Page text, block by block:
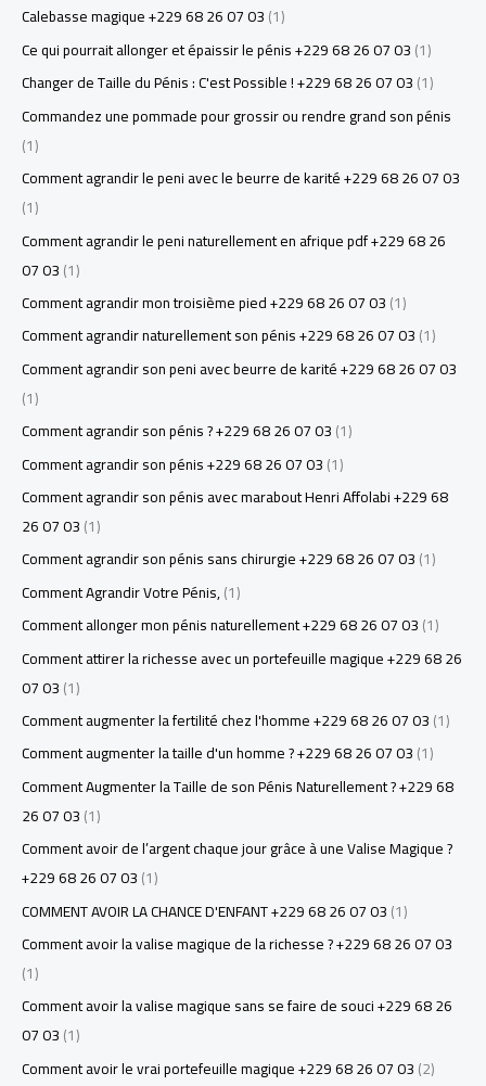
Calebasse magique +229 68 26 07 03(1)
Ce qui pourrait allonger et épaissir le pénis +229 68 26 07 03(1)
Changer de Taille du Pénis : C'est Possible ! +229 68 26 07 03(1)
Commandez une pommade pour grossir ou rendre grand son pénis
(1)
Comment agrandir le peni avec le beurre de karité +229 68 26 07 03
(1)
Comment agrandir le peni naturellement en afrique pdf +229 68 26
07 03(1)
Comment agrandir mon troisième pied +229 68 26 07 03(1)
Comment agrandir naturellement son pénis +229 68 26 07 03(1)
Comment agrandir son peni avec beurre de karité +229 68 26 07 03
(1)
Comment agrandir son pénis ? +229 68 26 07 03(1)
Comment agrandir son pénis +229 68 26 07 03(1)
Comment agrandir son pénis avec marabout Henri Affolabi +229 68
26 07 03(1)
Comment agrandir son pénis sans chirurgie +229 68 26 07 03(1)
Comment Agrandir Votre Pénis,(1)
Comment allonger mon pénis naturellement +229 68 26 07 03(1)
Comment attirer la richesse avec un portefeuille magique +229 68 26
07 03(1)
Comment augmenter la fertilité chez l'homme +229 68 26 07 03(1)
Comment augmenter la taille d'un homme ? +229 68 26 07 03(1)
Comment Augmenter la Taille de son Pénis Naturellement ? +229 68
26 07 03(1)
Comment avoir de l’argent chaque jour grâce à une Valise Magique ?
+229 68 26 07 03(1)
COMMENT AVOIR LA CHANCE D'ENFANT +229 68 26 07 03(1)
Comment avoir la valise magique de la richesse ? +229 68 26 07 03
(1)
Comment avoir la valise magique sans se faire de souci +229 68 26
07 03(1)
Comment avoir le vrai portefeuille magique +229 68 26 07 03(2)